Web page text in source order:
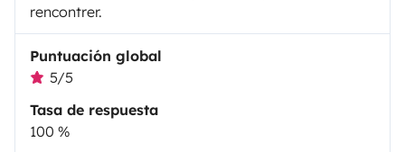
rencontrer.
Puntuación global
5/5
Tasa de respuesta
100 %